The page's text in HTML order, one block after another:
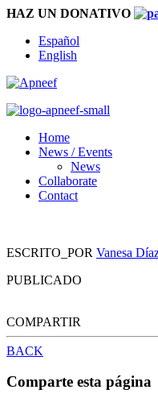
HAZ UN DONATIVO
Español
English
Home
News / Events
News
Collaborate
Contact
ESCRITO_POR Vanesa
PUBLICADO
COMPARTIR
BACK
Comparte esta página